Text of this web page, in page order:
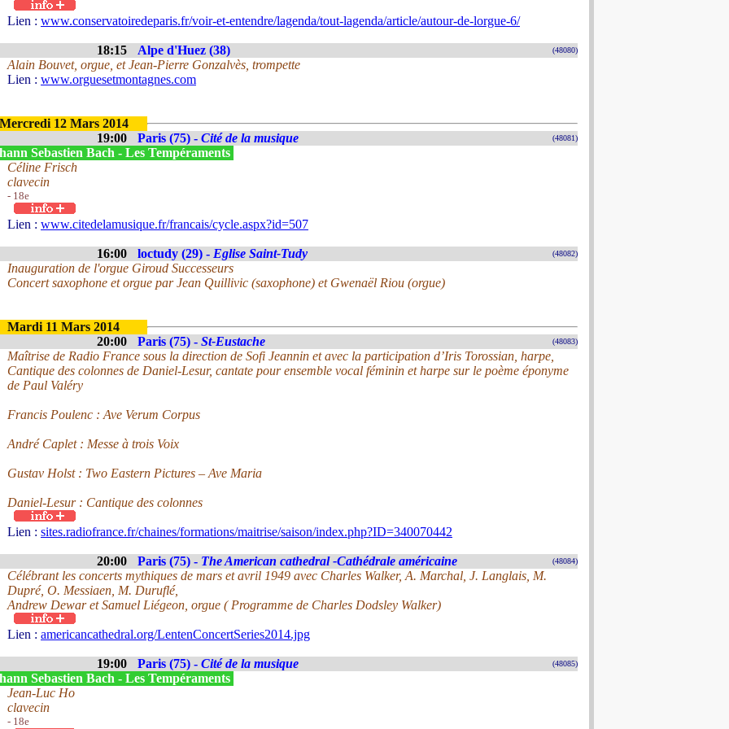
Lien : www.conservatoiredeparis.fr/voir-et-entendre/lagenda/tout-lagenda/article/autour-de-lorgue-6/
18:15 Alpe d'Huez (38) (48080)
Alain Bouvet, orgue, et Jean-Pierre Gonzalvès, trompette
Lien : www.orguesetmontagnes.com
12 Mars 2014
19:00
Paris (75) - Cité de la musique (48081)
Sebastien Bach - Les Tempéraments
Céline Frisch
clavecin
- 18e
Lien : www.citedelamusique.fr/francais/cycle.aspx?id=507
16:00 loctudy (29) - Eglise Saint-Tudy (48082)
Inauguration de l'orgue Giroud Successeurs
Concert saxophone et orgue par Jean Quillivic (saxophone) et Gwenaël Riou (orgue)
Mardi 11 Mars 2014
20:00
Paris (75) - St-Eustache (48083)
Maîtrise de Radio France sous la direction de Sofi Jeannin et avec la participation d’Iris Torossian, harpe,
Cantique des colonnes de Daniel-Lesur, cantate pour ensemble vocal féminin et harpe sur le poème éponyme
de Paul Valéry
Francis Poulenc : Ave Verum Corpus
André Caplet : Messe à trois Voix
Gustav Holst : Two Eastern Pictures – Ave Maria
Daniel-Lesur : Cantique des colonnes
Lien : sites.radiofrance.fr/chaines/formations/maitrise/saison/index.php?ID=340070442
20:00 Paris (75) - The American cathedral -Cathédrale américaine (48084)
Célébrant les concerts mythiques de mars et avril 1949 avec Charles Walker, A. Marchal, J. Langlais, M.
Dupré, O. Messiaen, M. Duruflé,
Andrew Dewar et Samuel Liégeon, orgue ( Programme de Charles Dodsley Walker)
Lien : americancathedral.org/LentenConcertSeries2014.jpg
19:00 Paris (75) - Cité de la musique (48085)
Sebastien Bach - Les Tempéraments
Jean-Luc Ho
clavecin
- 18e